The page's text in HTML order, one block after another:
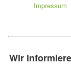
Impressum
Wir